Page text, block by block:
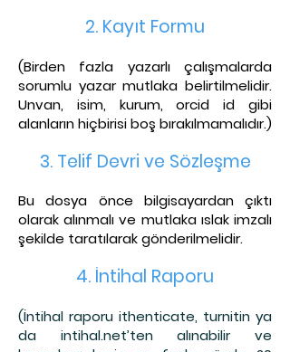
2. Kayıt Formu
(Birden fazla yazarlı çalışmalarda
sorumlu yazar mutlaka belirtilmelidir.
Unvan, isim, kurum, orcid id gibi
alanların hiçbirisi boş bırakılmamalıdır.)
3. Telif Devri ve Sözleşme
Bu dosya önce bilgisayardan çıktı
olarak alınmalı ve mutlaka ıslak imzalı
şekilde taratılarak gönderilmelidir.
4. İntihal Raporu
(İntihal raporu ithenticate, turnitin ya
da intihal.net’ten alınabilir ve